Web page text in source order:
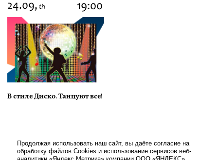
24.09, th 19:00
В стиле Диско. Танцуют все!
Продолжая использовать наш сайт, вы даёте согласие на
обработку файлов Cookies и использование сервисов веб-